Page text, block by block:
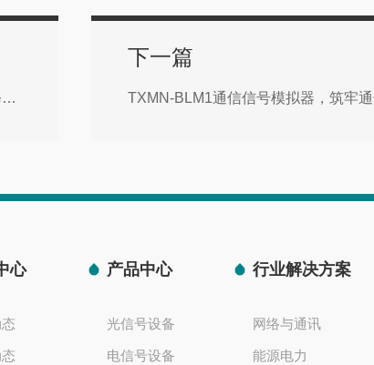
精准寻缆，极速抢修｜鼎讯G-4000A光缆路由追踪仪，通信运维抢修利器
下一篇
TXMN-BLM1通信信号模拟器，筑牢
心 产品中心
光信号设备
电信号设备
行业解决方案
网络与通讯
能源电力